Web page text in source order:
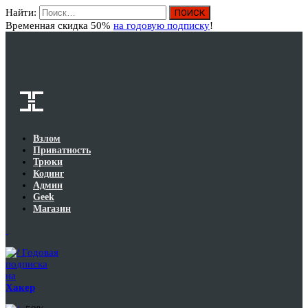
Найти:
Временная скидка 50% на годовую подписку!
Взлом
Приватность
Трюки
Кодинг
Админ
Geek
Магазин
Годовая
подписка
на
Хакер